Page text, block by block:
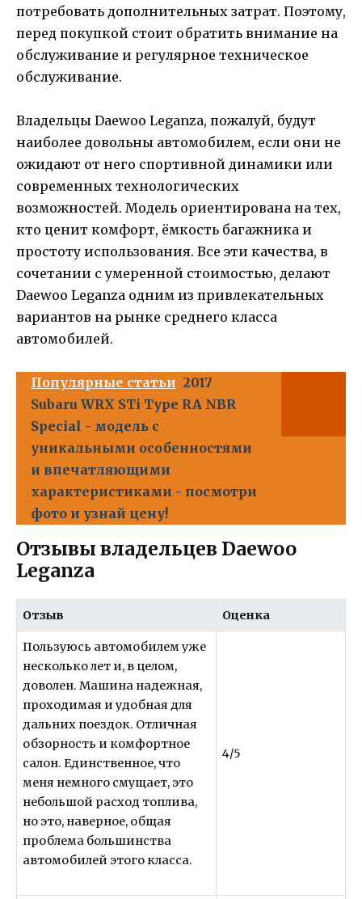
потребовать дополнительных затрат. Поэтому,
перед покупкой стоит обратить внимание на
обслуживание и регулярное техническое
обслуживание.
Владельцы Daewoo Leganza, пожалуй, будут
наиболее довольны автомобилем, если они не
ожидают от него спортивной динамики или
современных технологических
возможностей. Модель ориентирована на тех,
кто ценит комфорт, ёмкость багажника и
простоту использования. Все эти качества, в
сочетании с умеренной стоимостью, делают
Daewoo Leganza одним из привлекательных
вариантов на рынке среднего класса
автомобилей.
Популярные статьи 2017
Subaru WRX STi Type RA NBR
Special - модель с
уникальными особенностями
и впечатляющими
характеристиками - посмотри
фото и узнай цену!
Отзывы владельцев Daewoo
Leganza
Отзыв Оценка
Пользуюсь автомобилем уже
несколько лет и, в целом,
доволен. Машина надежная,
проходимая и удобная для
дальних поездок. Отличная
обзорность и комфортное
салон. Единственное, что
меня немного смущает, это
небольшой расход топлива,
но это, наверное, общая
проблема большинства
автомобилей этого класса.
4/5